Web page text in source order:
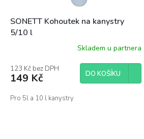
kSONETT Kohoutek na kanystry
5/10 l
Skladem u partnera
123 Kč bez DPH
149 Kč DO KOŠÍKU
Pro 5l a 10 l kanystry